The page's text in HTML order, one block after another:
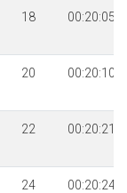
18 00:20:05
20 00:20:10
22 00:20:21
24 00:20:24